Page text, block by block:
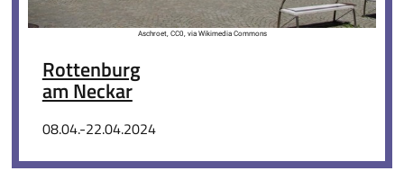
Aschroet, CC0, via Wikimedia Commons
Rottenburg
am Neckar
08.04.-22.04.2024